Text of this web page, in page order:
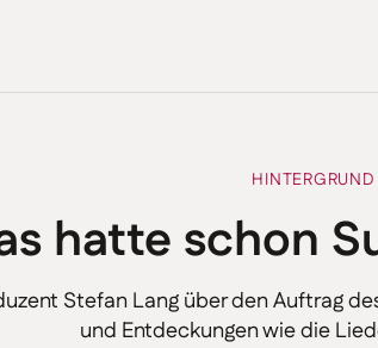
HINTERGRUND
hatte schon
Stefan Lang über den Auftrag
und Entdeckungen wie die